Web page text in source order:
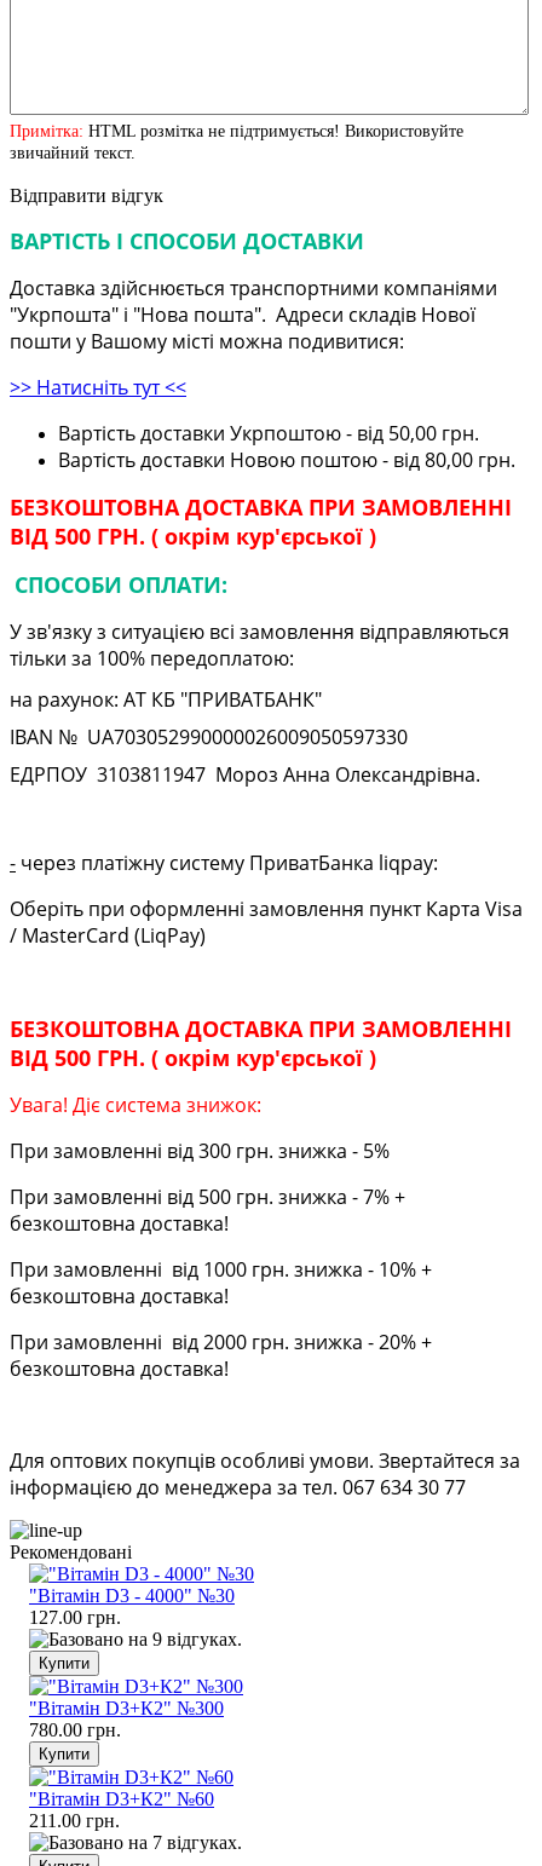
Примітка: HTML розмітка не підтримується! Використовуйте
звичайний текст.
Відправити відгук
ВАРТІСТЬ І СПОСОБИ ДОСТАВКИ
Доставка здійснюється транспортними компаніями
"Укрпошта" і "Нова пошта". Адреси складів Нової
пошти у Вашому місті можна подивитися:
>> Натисніть тут <<
Вартість доставки Укрпоштою - від 50,00 грн.
Вартість доставки Новою поштою - від 80,00 грн.
БЕЗКОШТОВНА ДОСТАВКА ПРИ ЗАМОВЛЕННІ
ВІД 500 ГРН. ( окрім кур'єрської )
СПОСОБИ ОПЛАТИ:
У зв'язку з ситуацією всі замовлення відправляються
тільки за 100% передоплатою:
на рахунок: АТ КБ "ПРИВАТБАНК"
IBAN № UA703052990000026009050597330
ЕДРПОУ 3103811947 Мороз Анна Олександрівна.
- через платіжну систему ПриватБанка liqpay:
Оберіть при оформленні замовлення пункт Карта Visa
/ MasterCard (LiqPay)
БЕЗКОШТОВНА ДОСТАВКА ПРИ ЗАМОВЛЕННІ
ВІД 500 ГРН. ( окрім кур'єрської )
Увага! Діє система знижок:
При замовленні від 300 грн. знижка - 5%
При замовленні від 500 грн. знижка - 7% +
безкоштовна доставка!
При замовленні від 1000 грн. знижка - 10% +
безкоштовна доставка!
При замовленні від 2000 грн. знижка - 20% +
безкоштовна доставка!
Для оптових покупців особливі умови. Звертайтеся за
інформацією до менеджера за тел. 067 634 30 77
Рекомендовані
"Вітамін D3 - 4000" №30
127.00 грн.
"Вітамін D3+К2" №300
780.00 грн.
"Вітамін D3+К2" №60
211.00 грн.